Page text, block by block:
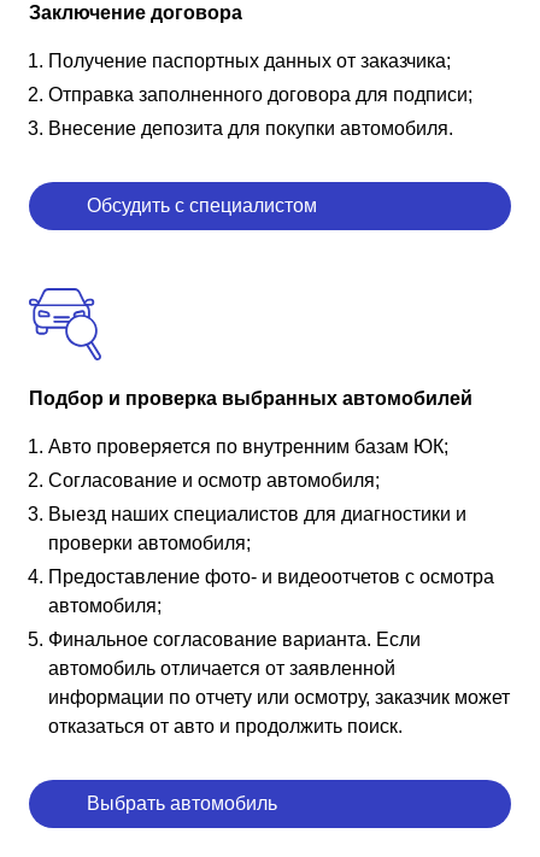
Заключение договора
Получение паспортных данных от заказчика;
Отправка заполненного договора для подписи;
Внесение депозита для покупки автомобиля.
Обсудить с специалистом
Подбор и проверка выбранных автомобилей
Авто проверяется по внутренним базам ЮК;
Согласование и осмотр автомобиля;
Выезд наших специалистов для диагностики и
проверки автомобиля;
Предоставление фото- и видеоотчетов с осмотра
автомобиля;
Финальное согласование варианта. Если
автомобиль отличается от заявленной
информации по отчету или осмотру, заказчик может
отказаться от авто и продолжить поиск.
Выбрать автомобиль